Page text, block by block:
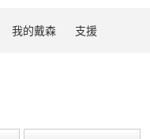
我的戴森 支援